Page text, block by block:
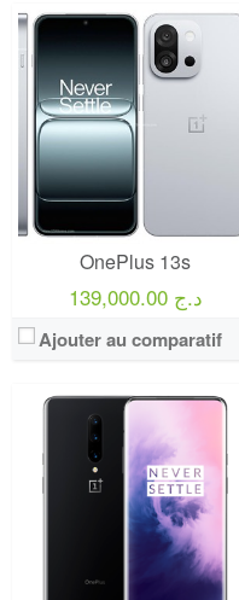
OnePlus 13s
139,000.00 د.ج
Ajouter au comparatif